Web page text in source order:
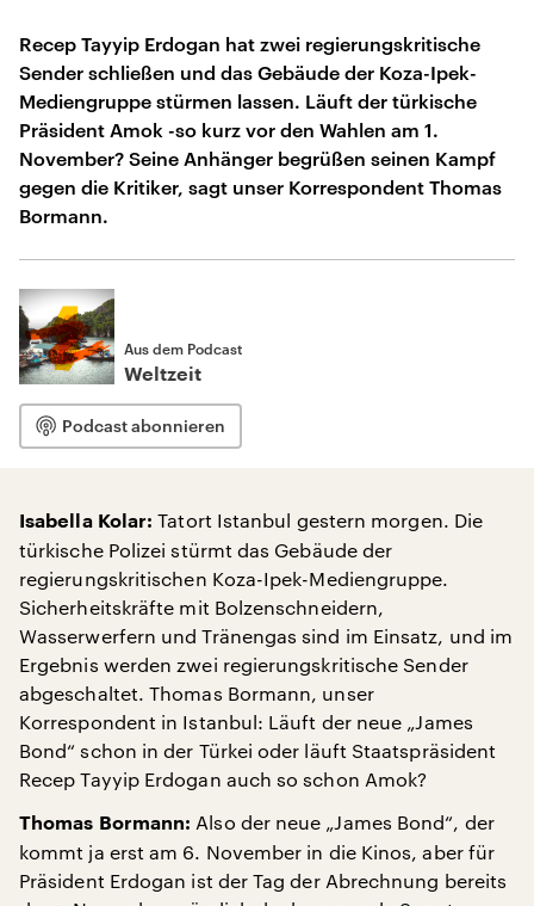
Recep Tayyip Erdogan hat zwei regierungskritische
Sender schließen und das Gebäude der Koza-Ipek-
Mediengruppe stürmen lassen. Läuft der türkische
Präsident Amok -so kurz vor den Wahlen am 1.
November? Seine Anhänger begrüßen seinen Kampf
gegen die Kritiker, sagt unser Korrespondent Thomas
Bormann.
Aus dem Podcast
Weltzeit
Podcast abonnieren
Isabella Kolar: Tatort Istanbul gestern morgen. Die
türkische Polizei stürmt das Gebäude der
regierungskritischen Koza-Ipek-Mediengruppe.
Sicherheitskräfte mit Bolzenschneidern,
Wasserwerfern und Tränengas sind im Einsatz, und im
Ergebnis werden zwei regierungskritische Sender
abgeschaltet. Thomas Bormann, unser
Korrespondent in Istanbul: Läuft der neue „James
Bond“ schon in der Türkei oder läuft Staatspräsident
Recep Tayyip Erdogan auch so schon Amok?
Thomas Bormann: Also der neue „James Bond“, der
kommt ja erst am 6. November in die Kinos, aber für
Präsident Erdogan ist der Tag der Abrechnung bereits